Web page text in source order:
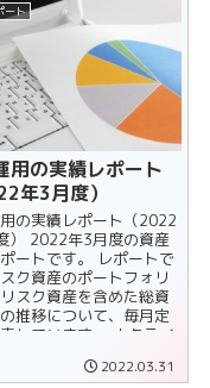
ート
用の実績レポート
年3月度）
の実績レポート（2022
） 2022年3月度の資産
ートです。 レポートで
ク資産のポートフォリ
スク資産を含めた総資
推移について、毎月定
しています。 ウクライ
2022.03.31